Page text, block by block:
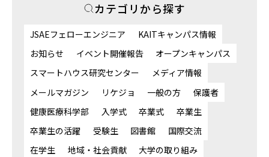
カテゴリから探す
JSAEフェローエンジニア
KAITキャンパス情報
お知らせ
イベント開催報告
オープンキャンパス
スマートハウス研究センター
メディア情報
メールマガジン
リケジョ 一般の方
保護者
健康医療科学部
入学式 卒業式
卒業生
卒業生の活躍
受験生 図書館
国際交流
在学生
地域・社会貢献
大学の取り組み